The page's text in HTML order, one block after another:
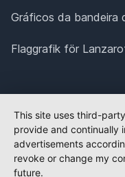
Gráficos da bandeira
Flaggrafik för
This site uses third-
provide and continually
advertisements
revoke or change my
future.